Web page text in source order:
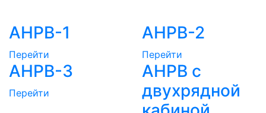
АНРВ-1
Перейти
АНРВ-2
Перейти
АНРВ-3
Перейти
АНРВ с
двухрядной